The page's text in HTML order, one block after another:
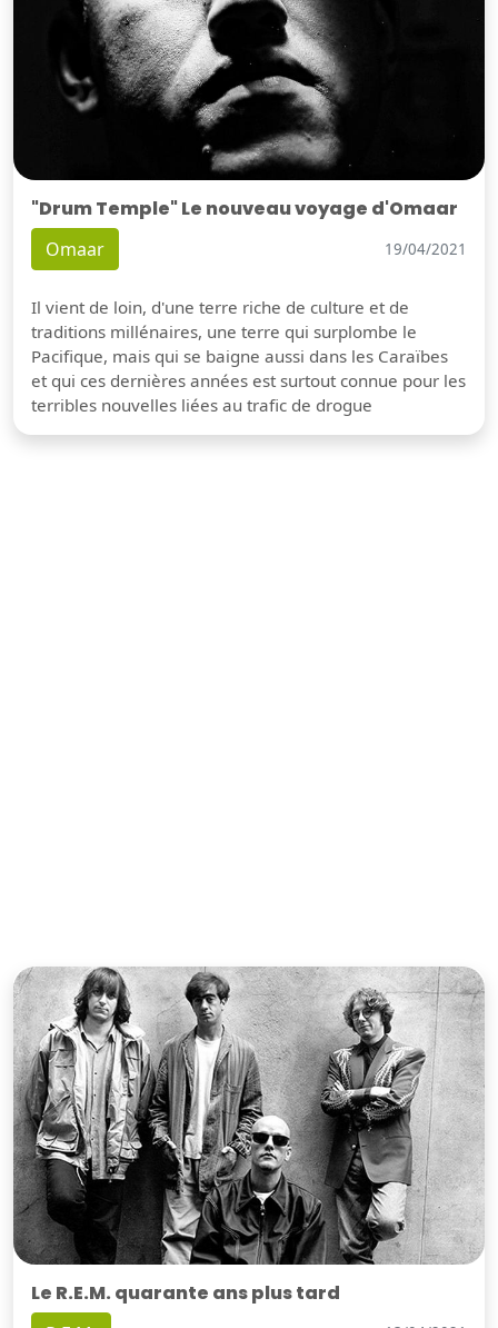
"Drum Temple" Le nouveau voyage d'Omaar
Omaar 19/04/2021
Il vient de loin, d'une terre riche de culture et de
traditions millénaires, une terre qui surplombe le
Pacifique, mais qui se baigne aussi dans les Caraïbes
et qui ces dernières années est surtout connue pour les
terribles nouvelles liées au trafic de drogue
Le R.E.M. quarante ans plus tard